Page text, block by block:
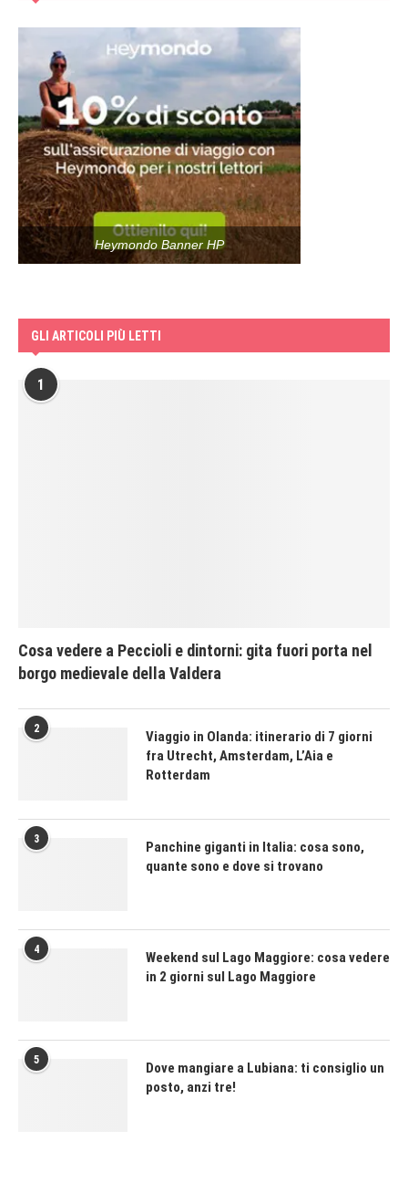
Heymondo Banner HP
GLI ARTICOLI PIÙ LETTI
1
Cosa vedere a Peccioli e dintorni: gita fuori porta nel
borgo medievale della Valdera
2
Viaggio in Olanda: itinerario di 7 giorni
fra Utrecht, Amsterdam, L’Aia e
Rotterdam
3
Panchine giganti in Italia: cosa sono,
quante sono e dove si trovano
4
Weekend sul Lago Maggiore: cosa vedere
in 2 giorni sul Lago Maggiore
5
Dove mangiare a Lubiana: ti consiglio un
posto, anzi tre!